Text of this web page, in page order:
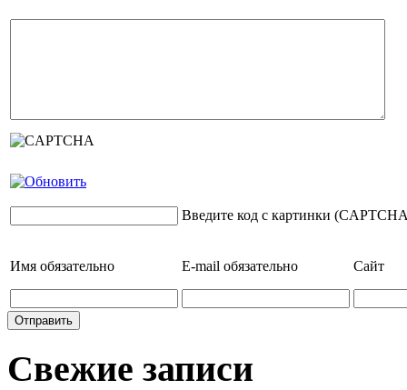
Введите код с картинки
Имя обязательно E-mail обязательно Сайт
Свежие записи